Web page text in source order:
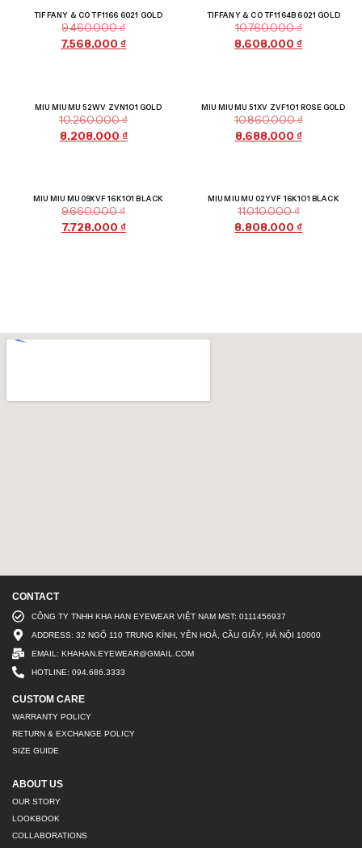
TIFFANY & CO TF1166 6021 GOLD
9.460.000₫
7.568.000₫
TIFFANY & CO TF1164B 6021 GOLD
10.760.000₫
8.608.000₫
MIU MIU MU 52WV ZVN1O1 GOLD
10.260.000₫
8.208.000 ₫
MIU MIU MU 51XV ZVF1O1 ROSE GOLD
10.860.000₫
8.688.000 ₫
MIU MIU MU 09XVF 16K1O1 BLACK
9.660.000₫
7.728.000 ₫
MIU MIU MU 02YVF 16K1O1 BLACK
11.010.000₫
8.808.000₫
CONTACT
CÔNG TY TNHH KHA HAN EYEWEAR VIỆT NAM MST: 0111456937
ADDRESS: 32 NGÕ 110 TRUNG KÍNH, YÊN HOÀ, CẦU GIẤY, HÀ NỘI 10000
EMAIL: KHAHAN.EYEWEAR@GMAIL.COM
HOTLINE: 094.686.3333
CUSTOM CARE
WARRANTY POLICY
RETURN & EXCHANGE POLICY
SIZE GUIDE
ABOUT US
OUR STORY
LOOKBOOK
COLLABORATIONS